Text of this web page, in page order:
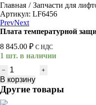
You are here:
Главная Запчасти для
Артикул: LF6456
PrevNext
Плата температурной
8 845.00 ₽ С НДС
1 шт. в наличии
Количество
товара
Плата
температурной
В корзину
Другие товары